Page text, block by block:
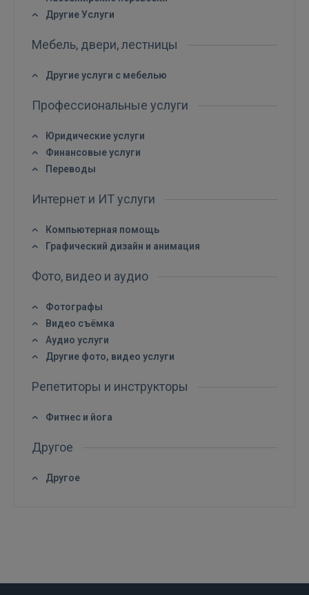
Забыли пароль?
GOOGLE
 Sign in with Apple
Ещё не зарегистрированы?
Другие Услуги
Мебель, двери, лестницы
Другие услуги с мебелью
Профессиональные услуги
Юридические услуги
Финансовые услуги
Переводы
Интернет и ИТ услуги
Компьютерная помощь
Графический дизайн и анимация
Фото, видео и аудио
Фотографы
Видео съёмка
Аудио услуги
Другие фото, видео услуги
Репетиторы и инструкторы
Фитнес и йога
Другое
Другое